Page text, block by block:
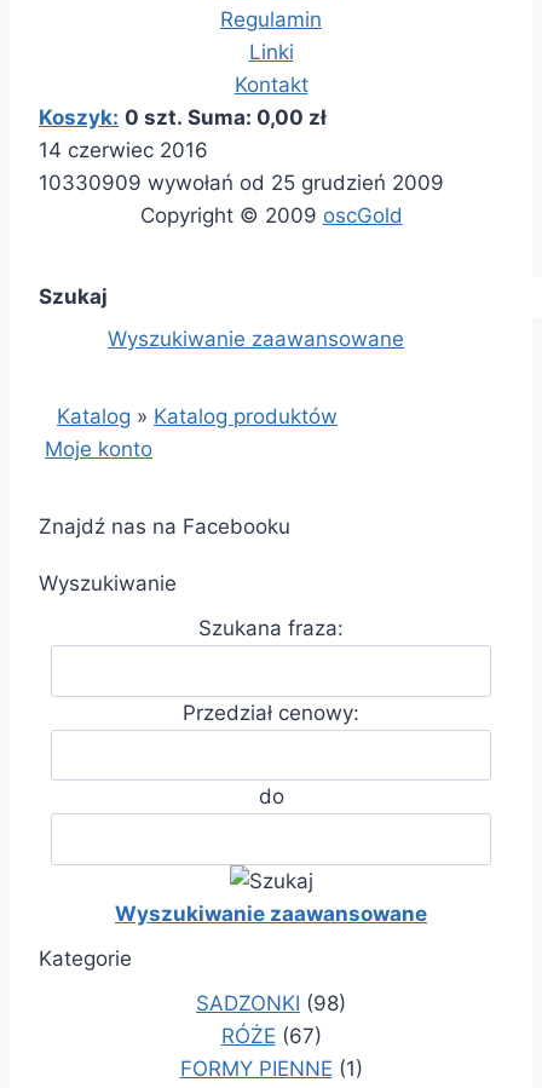
Regulamin
Linki
Kontakt
Koszyk: 0 szt. Suma: 0,00 zł
14 czerwiec 2016
10330909 wywołań od 25 grudzień 2009
Copyright © 2009 oscGold
Szukaj
Wyszukiwanie zaawansowane
Katalog » Katalog produktów
Moje konto
Znajdź nas na Facebooku
Wyszukiwanie
Szukana fraza:
Przedział cenowy:
do
Wyszukiwanie zaawansowane
Kategorie
SADZONKI (98)
RÓŻE (67)
FORMY PIENNE (1)